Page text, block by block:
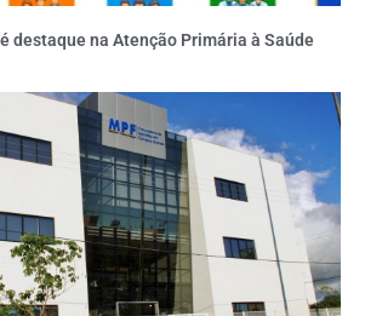
destaque na Atenção Primária à Saúde